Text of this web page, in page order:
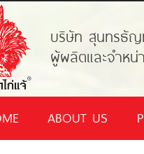
บริษัท สุนทรธั
ผู้ผลิตและจำหน่
ABOUT US